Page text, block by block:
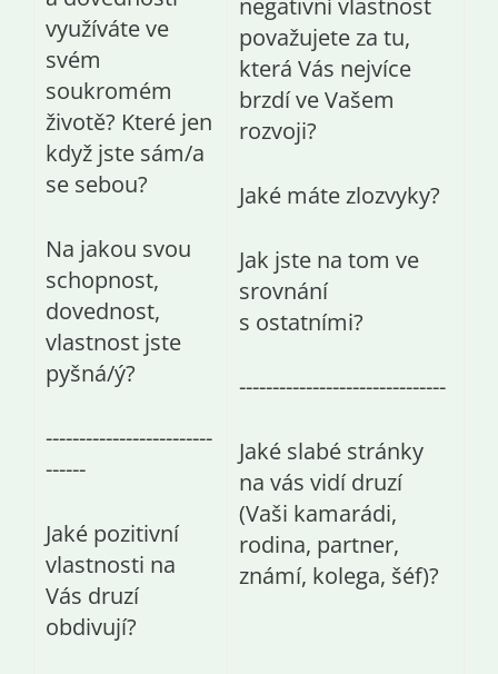
využíváte ve
svém
soukromém
životě? Které jen
když jste sám/a
se sebou?
Na jakou svou
schopnost,
dovednost,
vlastnost jste
pyšná/ý?
-------------------------
------
Jaké pozitivní
vlastnosti na
Vás druzí
obdivují?
negativní vlastnost
považujete za tu,
která Vás nejvíce
brzdí ve Vašem
rozvoji?
Jaké máte zlozvyky?
Jak jste na tom ve
srovnání
s ostatními?
-------------------------------
Jaké slabé stránky
na vás vidí druzí
(Vaši kamarádi,
rodina, partner,
známí, kolega, šéf)?